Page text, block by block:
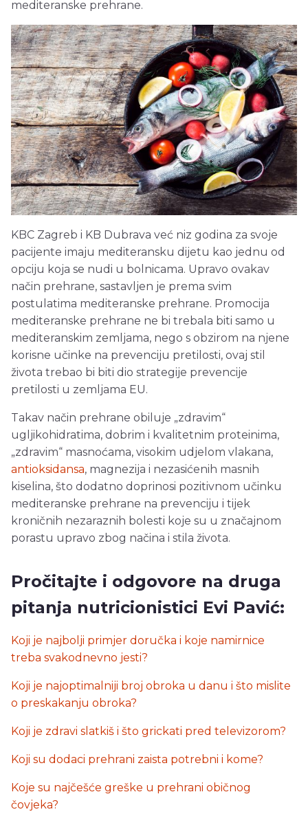
mediteranske prehrane.
KBC Zagreb i KB Dubrava već niz godina za svoje
pacijente imaju mediteransku dijetu kao jednu od
opciju koja se nudi u bolnicama. Upravo ovakav
način prehrane, sastavljen je prema svim
postulatima mediteranske prehrane. Promocija
mediteranske prehrane ne bi trebala biti samo u
mediteranskim zemljama, nego s obzirom na njene
korisne učinke na prevenciju pretilosti, ovaj stil
života trebao bi biti dio strategije prevencije
pretilosti u zemljama EU.
Takav način prehrane obiluje „zdravim“
ugljikohidratima, dobrim i kvalitetnim proteinima,
„zdravim“ masnoćama, visokim udjelom vlakana,
antioksidansa, magnezija i nezasićenih masnih
kiselina, što dodatno doprinosi pozitivnom učinku
mediteranske prehrane na prevenciju i tijek
kroničnih nezaraznih bolesti koje su u značajnom
porastu upravo zbog načina i stila života.
Pročitajte i odgovore na druga
pitanja nutricionistici Evi Pavić:
Koji je najbolji primjer doručka i koje namirnice
treba svakodnevno jesti?
Koji je najoptimalniji broj obroka u danu i što mislite
o preskakanju obroka?
Koji je zdravi slatkiš i što grickati pred televizorom?
Koji su dodaci prehrani zaista potrebni i kome?
Koje su najčešće greške u prehrani običnog
čovjeka?